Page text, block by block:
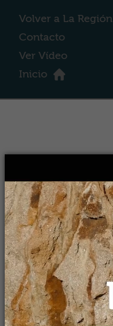
Volver a La Región
Contacto
Ver Vídeo
Inicio